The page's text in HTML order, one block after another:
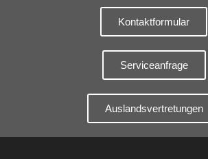
Kontaktformular
Serviceanfrage
Auslandsvertretungen